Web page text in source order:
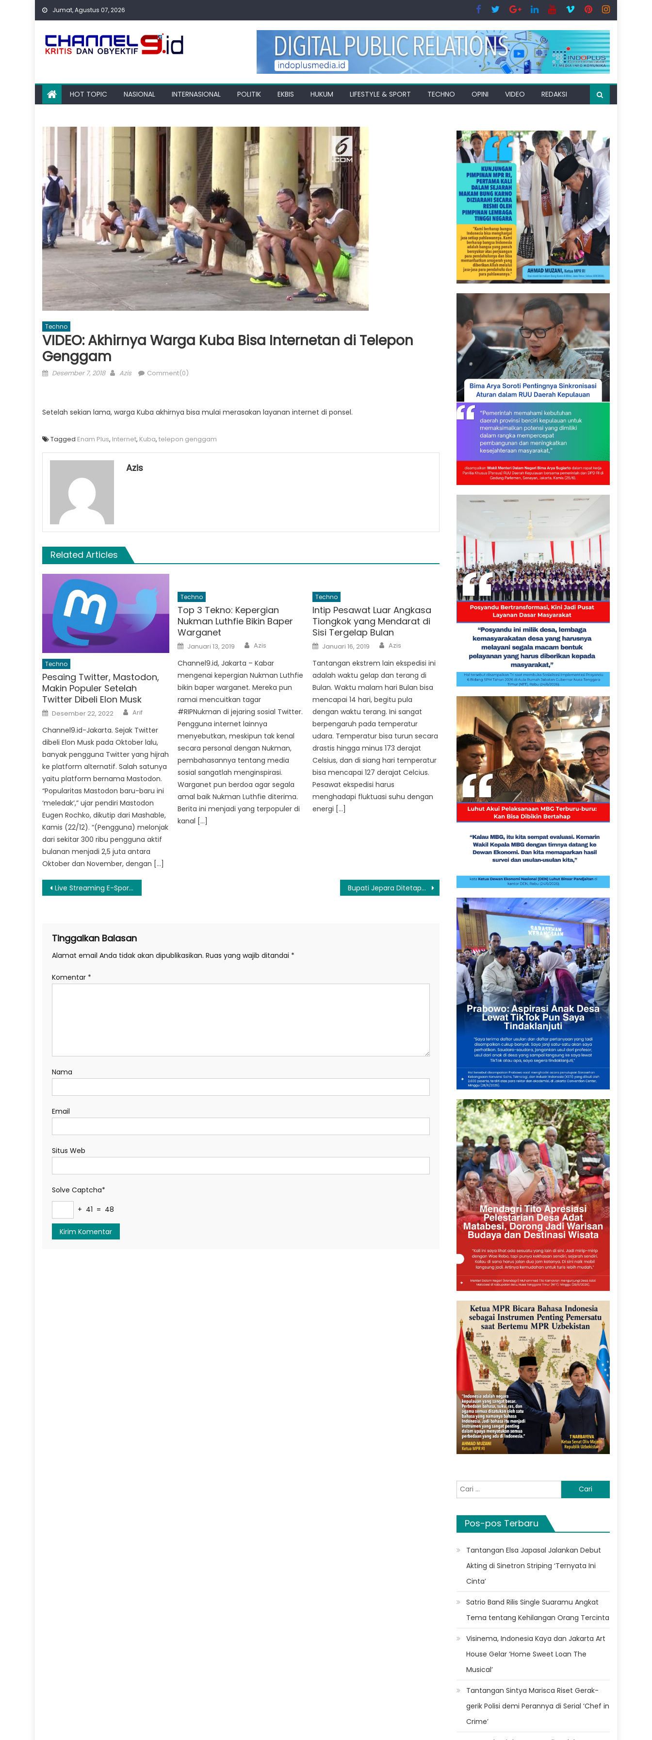
Skip
Jumat, Agustus 07, 2026
HOT TOPIC NASIONAL INTERNASIONAL POLITIK EKBIS HUKUM LIFESTYLE & SPORT TECHNO OPINI VIDEO REDAKSI
Techno
VIDEO: Akhirnya Warga Kuba Bisa Internetan di Telepon
Genggam
Posted
Desember 7, 2018 Author
Azis Comment(0)
Setelah sekian lama, warga Kuba akhirnya bisa mulai merasakan layanan internet di ponsel.
Tagged Enam Plus, Internet, Kuba, telepon genggam
Azis
Related Articles
Techno
Pesaing Twitter, Mastodon,
Makin Populer Setelah
Twitter Dibeli Elon Musk
Posted
on
Desember 22, 2022 Author
Arif
Channel9.id-Jakarta. Sejak Twitter
dibeli Elon Musk pada Oktober lalu,
banyak pengguna Twitter yang hijrah
ke platform alternatif. Salah satunya
yaitu platform bernama Mastodon.
“Popularitas Mastodon baru-baru ini
‘meledak’,” ujar pendiri Mastodon
Eugen Rochko, dikutip dari Mashable,
Kamis (22/12). “(Pengguna) melonjak
dari sekitar 300 ribu pengguna aktif
bulanan menjadi 2,5 juta antara
Oktober dan November, dengan […]
Techno
Top 3 Tekno: Kepergian
Nukman Luthfie Bikin Baper
Warganet
Posted
on
Januari 13, 2019 Author
Azis
Channel9.id, Jakarta – Kabar
mengenai kepergian Nukman Luthfie
bikin baper warganet. Mereka pun
ramai mencuitkan tagar
#RIPNukman di jejaring sosial Twitter.
Pengguna internet lainnya
menyebutkan, meskipun tak kenal
secara personal dengan Nukman,
pembahasannya tentang media
sosial sangatlah menginspirasi.
Warganet pun berdoa agar segala
amal baik Nukman Luthfie diterima.
Berita ini menjadi yang terpopuler di
kanal […]
Techno
Intip Pesawat Luar Angkasa
Tiongkok yang Mendarat di
Sisi Tergelap Bulan
Posted
on
Januari 16, 2019 Author
Azis
Tantangan ekstrem lain ekspedisi ini
adalah waktu gelap dan terang di
Bulan. Waktu malam hari Bulan bisa
mencapai 14 hari, begitu pula
dengan waktu terang. Ini sangat
berpengaruh pada temperatur
udara. Temperatur bisa turun secara
drastis hingga minus 173 derajat
Celsius, dan di siang hari temperatur
bisa mencapai 127 derajat Celcius.
Pesawat ekspedisi harus
menghadapi fluktuasi suhu dengan
energi […]
Navigasi
Live Streaming E-Sports The Battle of Youniverse Arena Of Valor Bupati Jepara Ditetapkan Tersangaka Dalam Kasus Suap Hakim
Tinggalkan Balasan
Alamat email Anda tidak akan dipublikasikan. Ruas yang wajib ditandai *
Komentar *
Nama
Email
Situs Web
Solve Captcha*
+ 41 = 48
Cari
untuk:
Pos-pos Terbaru
Tantangan Elsa Japasal Jalankan Debut
Akting di Sinetron Striping ‘Ternyata Ini
Cinta’
Satrio Band Rilis Single Suaramu Angkat
Tema tentang Kehilangan Orang Tercinta
Visinema, Indonesia Kaya dan Jakarta Art
House Gelar ‘Home Sweet Loan The
Musical’
Tantangan Sintya Marisca Riset Gerak-
gerik Polisi demi Perannya di Serial ‘Chef in
Crime’